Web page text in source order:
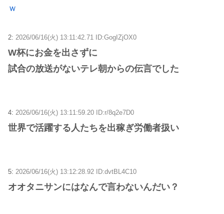
ｗ
2: 2026/06/16(火) 13:11:42.71 ID:GogIZjOX0
W杯にお金を出さずに
試合の放送がないテレ朝からの伝言でした
4: 2026/06/16(火) 13:11:59.20 ID:r/8q2e7D0
世界で活躍する人たちを出稼ぎ労働者扱い
5: 2026/06/16(火) 13:12:28.92 ID:dvtBL4C10
オオタニサンにはなんで言わないんだい？